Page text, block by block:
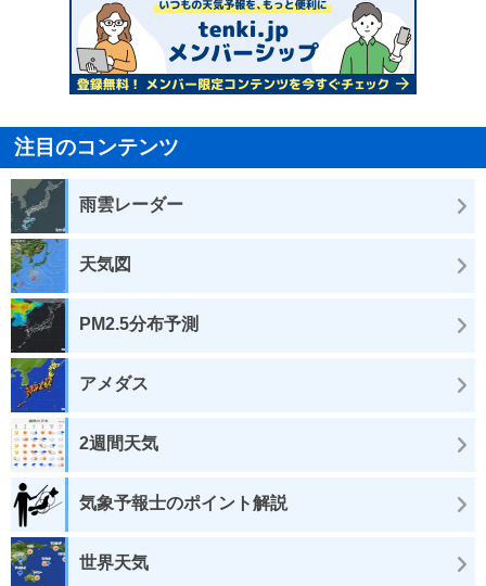
注目のコンテンツ
雨雲レーダー
天気図
PM2.5分布予測
アメダス
2週間天気
気象予報士のポイント解説
世界天気